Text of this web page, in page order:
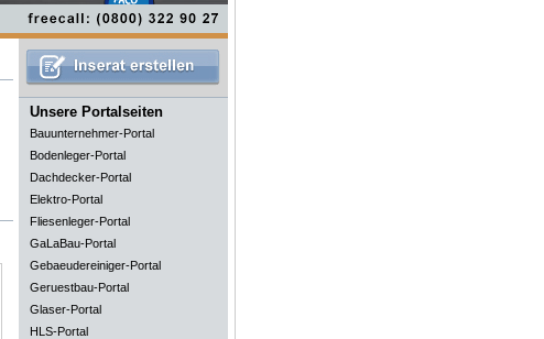
Unsere Portalseiten
Bauunternehmer-Portal
Bodenleger-Portal
Dachdecker-Portal
Elektro-Portal
Fliesenleger-Portal
GaLaBau-Portal
Gebaeudereiniger-Portal
Geruestbau-Portal
Glaser-Portal
HLS-Portal